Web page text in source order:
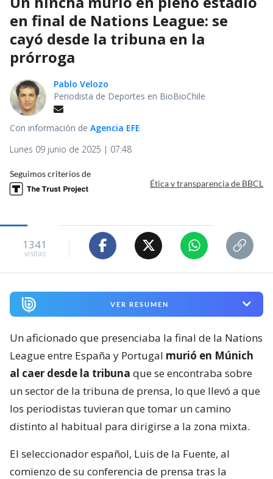
en final de Nations League: se
cayó desde la tribuna en la
prórroga
Pablo Velozo
Periodista de Deportes en BioBioChile
Con información de Agencia EFE
Lunes 09 junio de 2025 | 07:48
Seguimos criterios de
Ética y transparencia de BBCL
1341
visitas
VER RESUMEN
Un aficionado que presenciaba la final de la Nations
League entre España y Portugal murió en Múnich
al caer desde la tribuna que se encontraba sobre
un sector de la tribuna de prensa, lo que llevó a que
los periodistas tuvieran que tomar un camino
distinto al habitual para dirigirse a la zona mixta.
El seleccionador español, Luis de la Fuente, al
comienzo de su conferencia de prensa tras la